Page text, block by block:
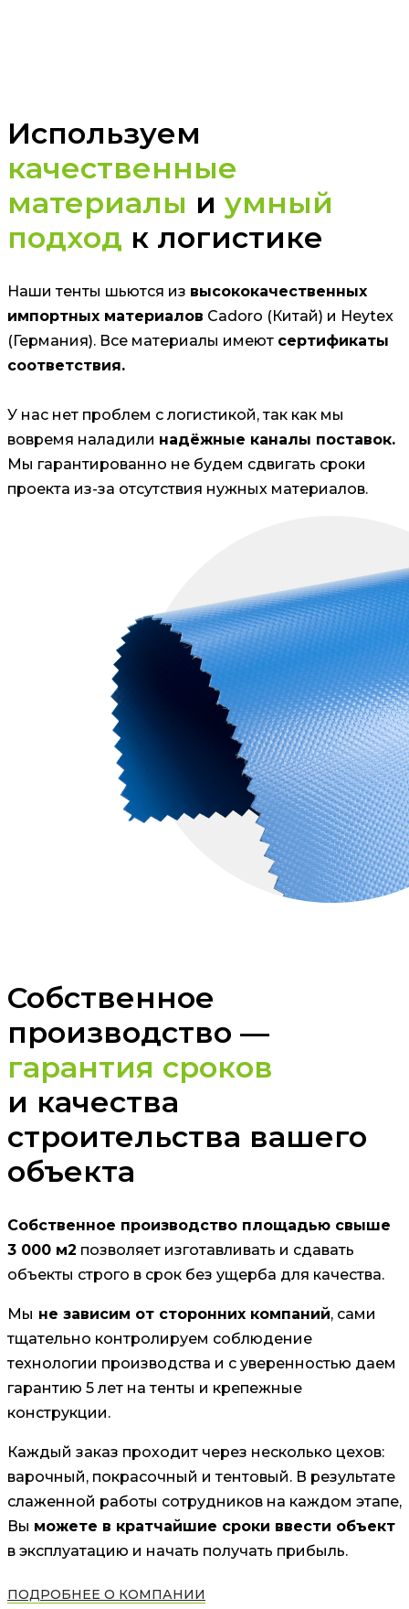
Используем
качественные
материалы и умный
подход к логистике
Наши тенты шьются из высококачественных
импортных материалов Cadoro (Китай) и Heytex
(Германия). Все материалы имеют сертификаты
соответствия.
У нас нет проблем с логистикой, так как мы
вовремя наладили надёжные каналы поставок.
Мы гарантированно не будем сдвигать сроки
проекта из-за отсутствия нужных материалов.
Собственное
производство —
гарантия сроков
и качества
строительства вашего
объекта
Собственное производство площадью свыше
3 000 м2 позволяет изготавливать и сдавать
объекты строго в срок без ущерба для качества.
Мы не зависим от сторонних компаний, сами
тщательно контролируем соблюдение
технологии производства и с уверенностью даем
гарантию 5 лет на тенты и крепежные
конструкции.
Каждый заказ проходит через несколько цехов:
варочный, покрасочный и тентовый. В результате
слаженной работы сотрудников на каждом этапе,
Вы можете в кратчайшие сроки ввести объект
в эксплуатацию и начать получать прибыль.
ПОДРОБНЕЕ О КОМПАНИИ